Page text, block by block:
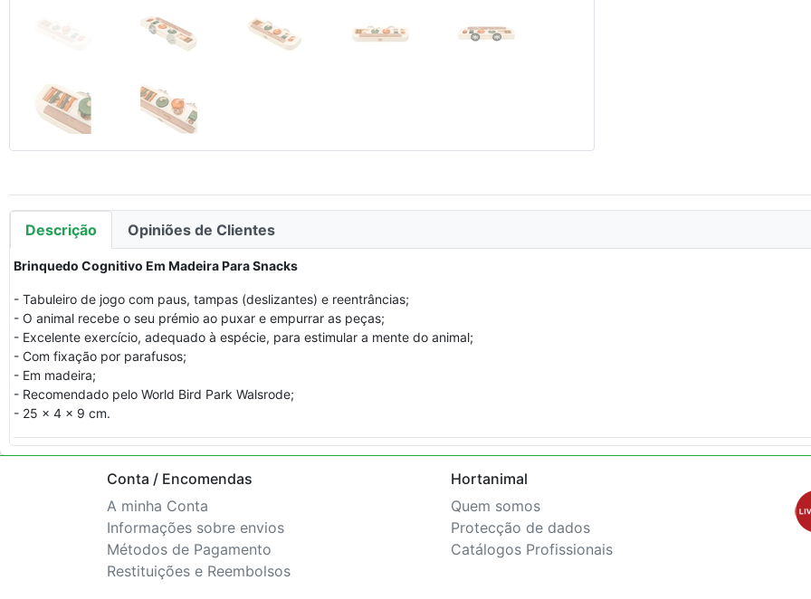
Descrição Opiniões de Clientes
Brinquedo Cognitivo Em Madeira Para Snacks
- Tabuleiro de jogo com paus, tampas (deslizantes) e reentrâncias;
- O animal recebe o seu prémio ao puxar e empurrar as peças;
- Excelente exercício, adequado à espécie, para estimular a mente do animal;
- Com fixação por parafusos;
- Em madeira;
- Recomendado pelo World Bird Park Walsrode;
- 25 x 4 x 9 cm.
Conta / Encomendas
A minha Conta
Informações sobre envios
Métodos de Pagamento
Restituições e Reembolsos
Hortanimal
Quem somos
Protecção de dados
Catálogos Profissionais